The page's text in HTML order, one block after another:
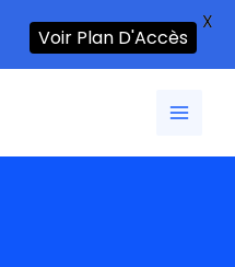
Voir Plan D'Accès
X